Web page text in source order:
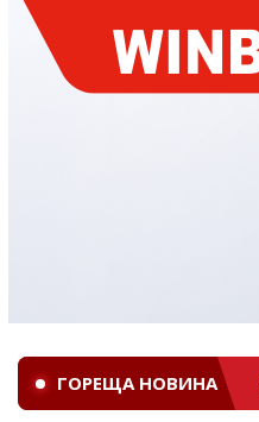
ГОРЕЩА НОВИНА